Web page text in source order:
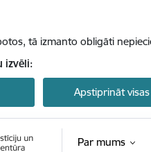
tā izmanto obligāti
izvēli:
Apstiprināt visas
Par mums